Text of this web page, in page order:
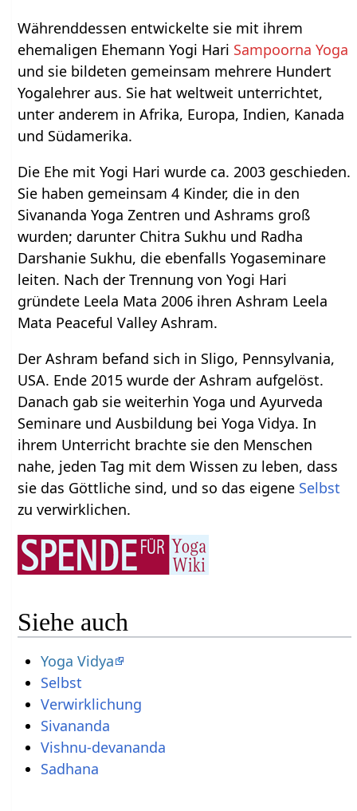
Währenddessen entwickelte sie mit ihrem
ehemaligen Ehemann Yogi Hari Sampoorna Yoga
und sie bildeten gemeinsam mehrere Hundert
Yogalehrer aus. Sie hat weltweit unterrichtet,
unter anderem in Afrika, Europa, Indien, Kanada
und Südamerika.
Die Ehe mit Yogi Hari wurde ca. 2003 geschieden.
Sie haben gemeinsam 4 Kinder, die in den
Sivananda Yoga Zentren und Ashrams groß
wurden; darunter Chitra Sukhu und Radha
Darshanie Sukhu, die ebenfalls Yogaseminare
leiten. Nach der Trennung von Yogi Hari
gründete Leela Mata 2006 ihren Ashram Leela
Mata Peaceful Valley Ashram.
Der Ashram befand sich in Sligo, Pennsylvania,
USA. Ende 2015 wurde der Ashram aufgelöst.
Danach gab sie weiterhin Yoga und Ayurveda
Seminare und Ausbildung bei Yoga Vidya. In
ihrem Unterricht brachte sie den Menschen
nahe, jeden Tag mit dem Wissen zu leben, dass
sie das Göttliche sind, und so das eigene Selbst
zu verwirklichen.
Siehe auch
Yoga Vidya
Selbst
Verwirklichung
Sivananda
Vishnu-devananda
Sadhana